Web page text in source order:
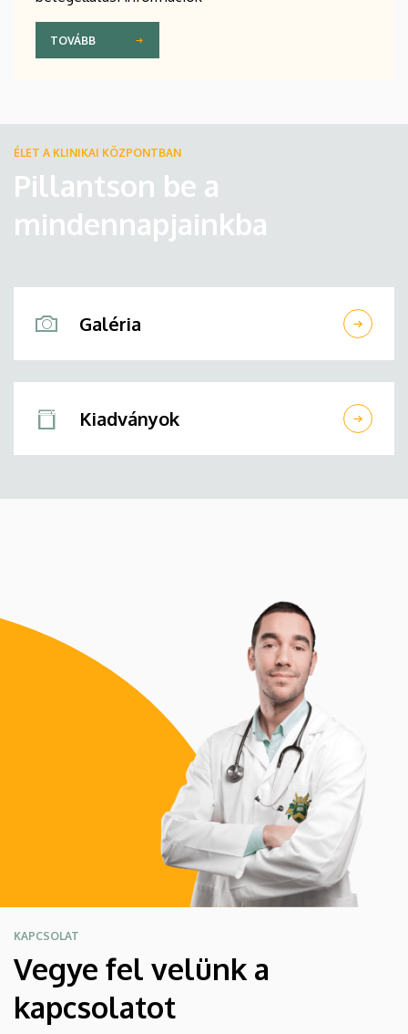
TOVÁBB
ÉLET A KLINIKAI KÖZPONTBAN
Pillantson be a
mindennapjainkba
Galéria
Kiadványok
KAPCSOLAT
Vegye fel velünk a
kapcsolatot